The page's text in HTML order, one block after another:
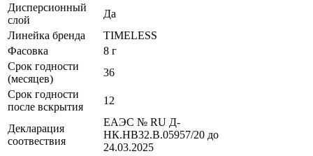
Дисперсионный
слой
Да
Линейка бренда
TIMELESS
Фасовка
8 г
Срок годности
(месяцев)
36
Срок годности
после вскрытия
12
Декларация
соотвествия
ЕАЭС № RU Д-
НК.НВ32.В.05957/20 до
24.03.2025